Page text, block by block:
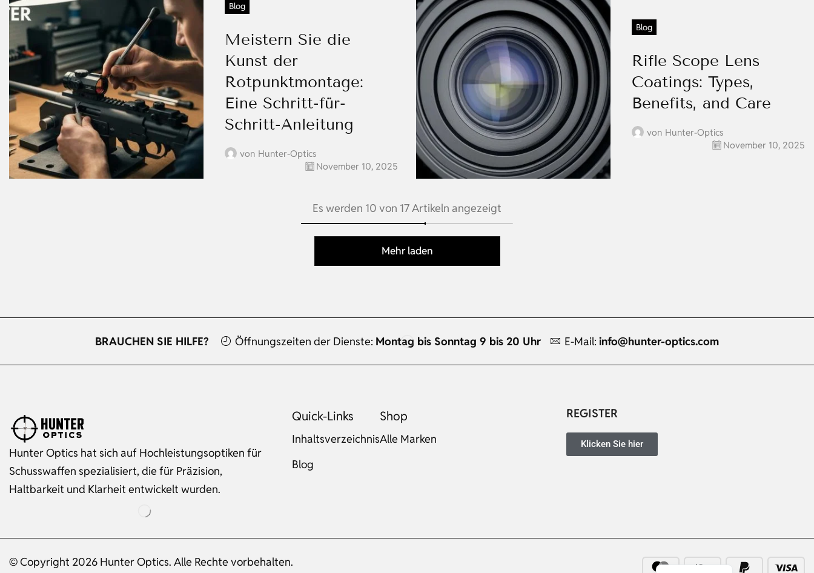
Blog
Meistern Sie die
Kunst der
Rotpunktmontage:
Eine Schritt-für-
Schritt-Anleitung
von Hunter-Optics
November 10, 2025
Blog
Rifle Scope Lens
Coatings: Types,
Benefits, and Care
von Hunter-Optics
November 10, 2025
Es werden 10 von 17 Artikeln angezeigt
Mehr laden
BRAUCHEN SIE HILFE? Öffnungszeiten der Dienste: Montag bis Sonntag 9 bis 20 Uhr E-Mail: info@hunter-optics.com
Hunter Optics hat sich auf Hochleistungsoptiken für
Schusswaffen spezialisiert, die für Präzision,
Haltbarkeit und Klarheit entwickelt wurden.
Quick-Links
Inhaltsverzeichnis
Blog
Shop
Alle Marken
REGISTER
Klicken Sie hier
© Copyright 2026 Hunter Optics. Alle Rechte vorbehalten. English
Spanish